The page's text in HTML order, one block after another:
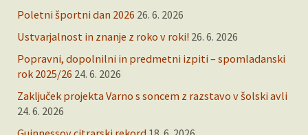
Poletni športni dan 2026 26. 6. 2026
Ustvarjalnost in znanje z roko v roki! 26. 6. 2026
Popravni, dopolnilni in predmetni izpiti – spomladanski
rok 2025/26 24. 6. 2026
Zaključek projekta Varno s soncem z razstavo v šolski avli
24. 6. 2026